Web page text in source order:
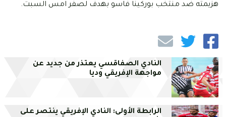
هزيمته ضد منتخب بوركينا فاسو بهدف لصفر امس السبت.
النادي الصفاقسي يعتذر من جديد عن
مواجهة الإفريقي وديا
الرابطة الأولى: النادي الإفريقي ينتصر على